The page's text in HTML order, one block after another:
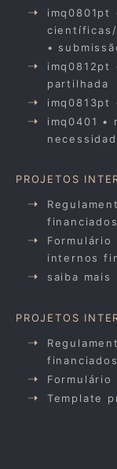
imq0801pt
científicas/
•
imq0812pt
partilhada
imq0813pt
imq0401 •
PROJETOS
financiados
Formulário
internos
saiba mais
PROJETOS
financiados
Template